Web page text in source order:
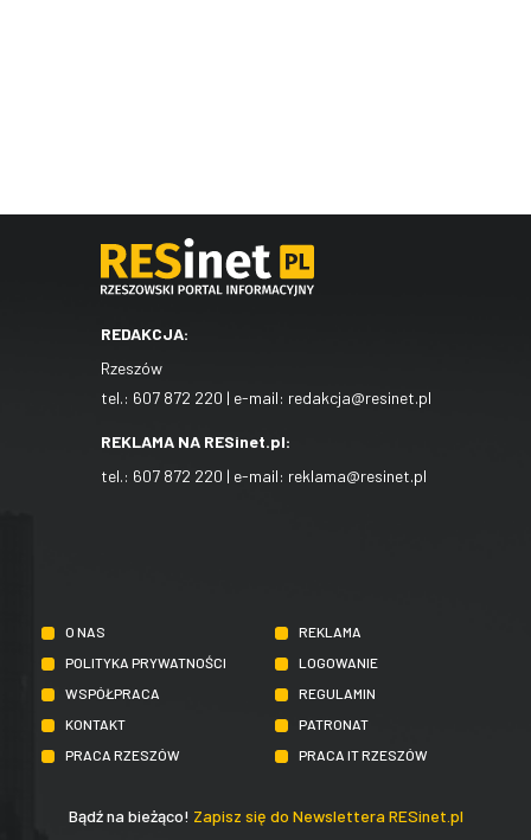
REDAKCJA:
Rzeszów
tel.: 607 872 220 | e-mail: redakcja@resinet.pl
REKLAMA NA RESinet.pl:
tel.: 607 872 220 | e-mail: reklama@resinet.pl
O NAS
REKLAMA
POLITYKA PRYWATNOŚCI
LOGOWANIE
WSPÓŁPRACA
REGULAMIN
KONTAKT
PATRONAT
PRACA RZESZÓW
PRACA IT RZESZÓW
Bądź na bieżąco! Zapisz się do Newslettera RESinet.pl